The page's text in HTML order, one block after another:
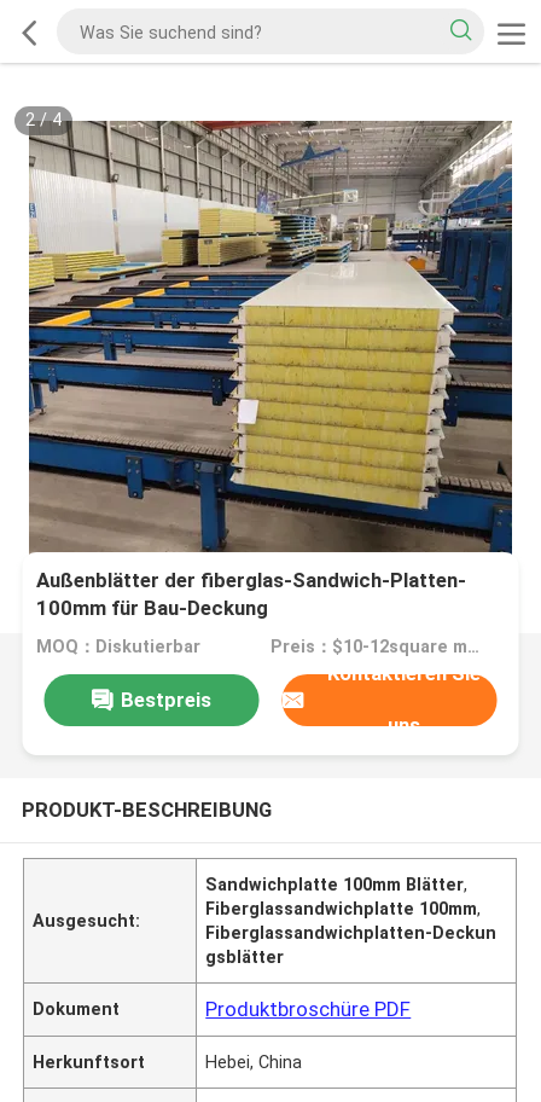
2/4
Außenblätter der fiberglas-Sandwich-Platten-
100mm für Bau-Deckung
MOQ：Diskutierbar Preis：$10-12square meter
Bestpreis
Kontaktieren Sie
uns
PRODUKT-BESCHREIBUNG
Ausgesucht:
Sandwichplatte 100mm Blätter,
Fiberglassandwichplatte 100mm,
Fiberglassandwichplatten-Deckun
gsblätter
Dokument Produktbroschüre PDF
Herkunftsort Hebei, China